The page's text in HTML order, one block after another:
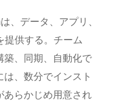
データ、アプリ、
提供する。チーム
築、同期、自動化で
、数分でインスト
あらかじめ用意され